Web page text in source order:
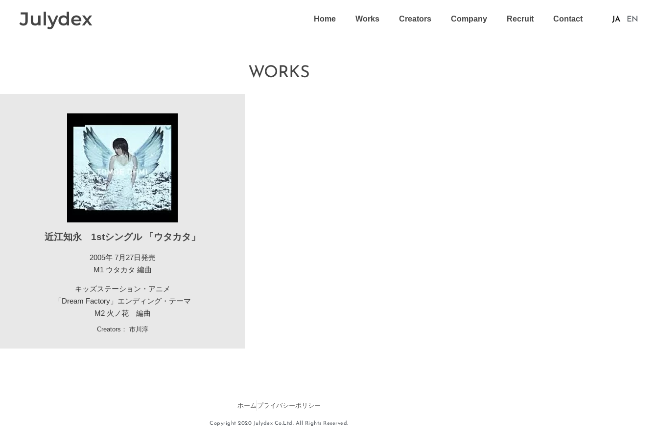
Julydex Home Works Creators Company Recruit Contact JA EN
WORKS
近江知永 1stシングル 「ウタカタ」
2005年 7月27日発売
M1 ウタカタ 編曲
キッズステーション・アニメ
「Dream Factory」エンディング・テーマ
M2 火ノ花 編曲
Creators： 市川淳
ホーム プライバシーポリシー
Copyright 2020 Julydex Co.Ltd. All Rights Reserved.